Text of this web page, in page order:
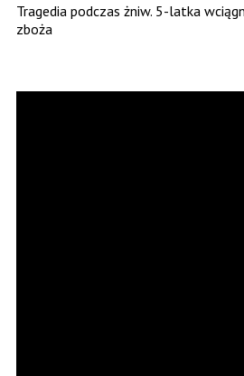
Tragedia podczas żniw. 5-latka
zboża